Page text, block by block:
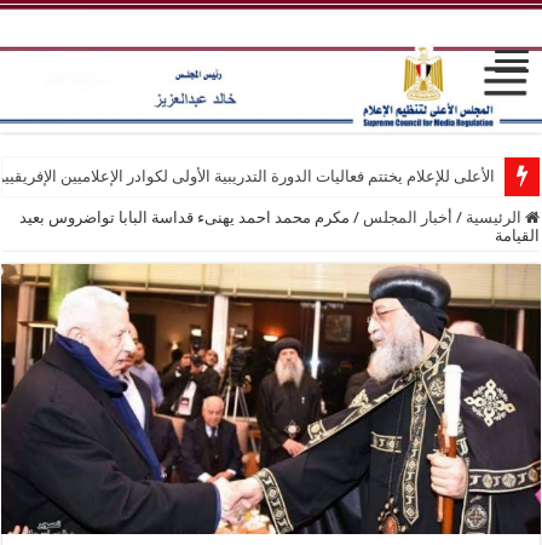
الأعلى للإعلام يختتم فعاليات الدورة التدريبية الأولى لكوادر الإعلاميين
الرئيسية / أخبار المجلس / مكرم محمد احمد يهنىء قداسة البابا تواضروس بعيد
القيامة